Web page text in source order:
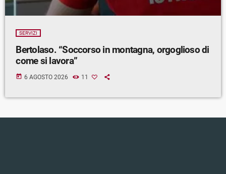
SERVIZI
Bertolaso. “Soccorso in montagna, orgoglioso di
come si lavora”
today 6 AGOSTO 2026 11